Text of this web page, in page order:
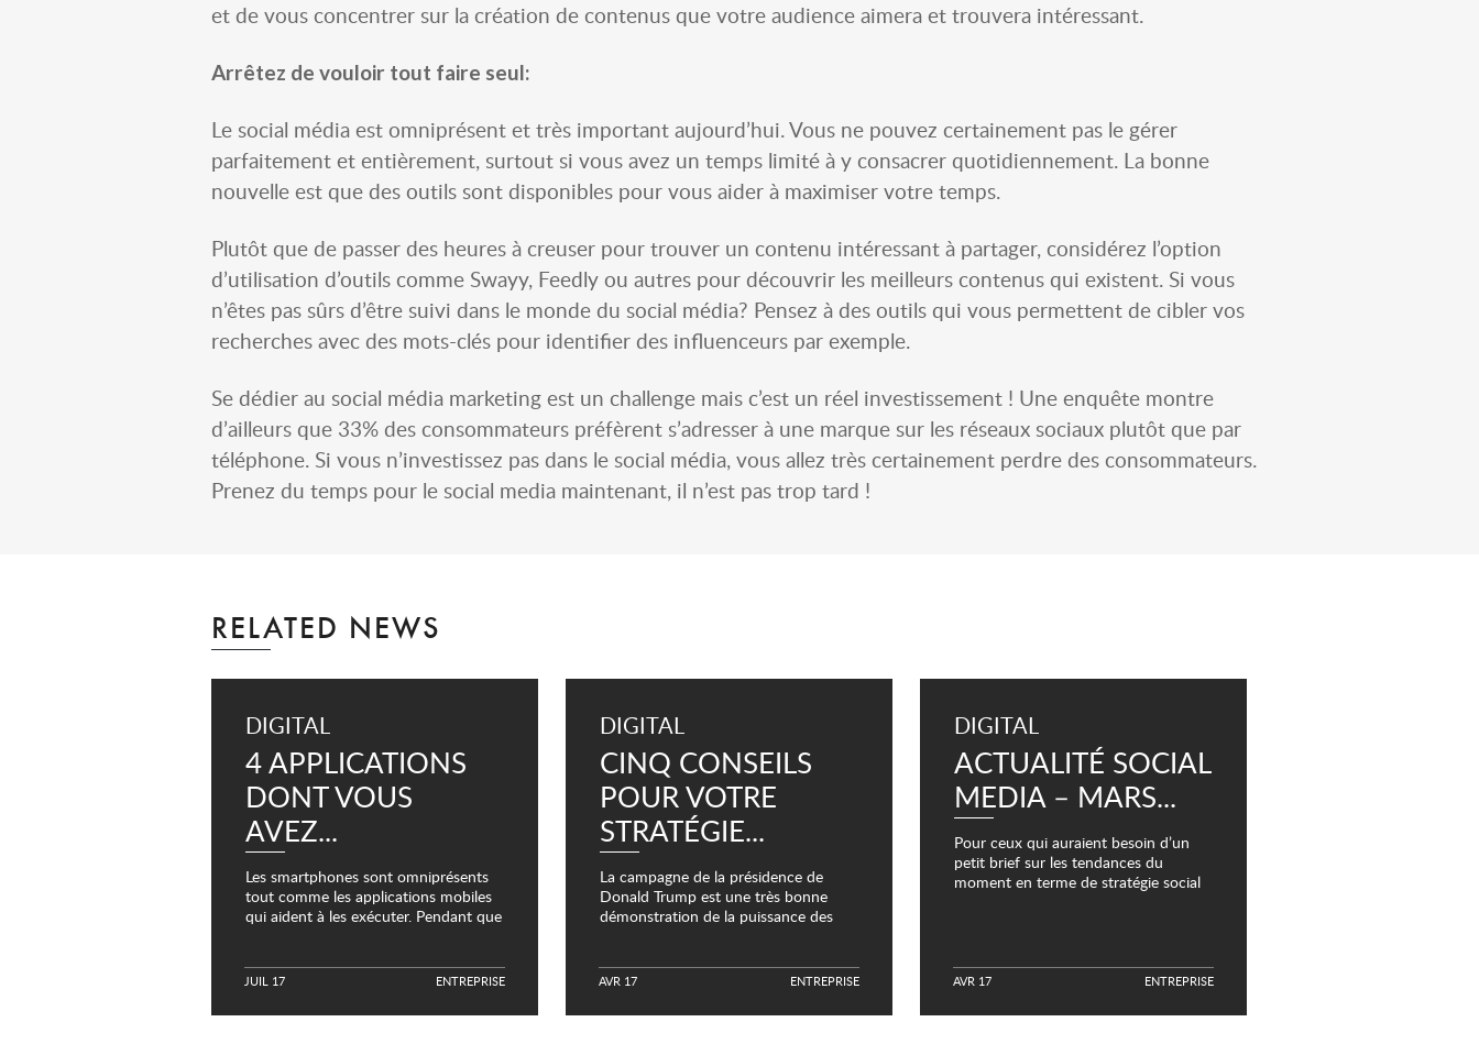
et de vous concentrer sur la création de contenus que votre audience aimera et trouvera intéressant.
Arrêtez de vouloir tout faire seul:
Le social média est omniprésent et très important aujourd’hui. Vous ne pouvez certainement pas le gérer
parfaitement et entièrement, surtout si vous avez un temps limité à y consacrer quotidiennement. La bonne
nouvelle est que des outils sont disponibles pour vous aider à maximiser votre temps.
Plutôt que de passer des heures à creuser pour trouver un contenu intéressant à partager, considérez l’option
d’utilisation d’outils comme Swayy, Feedly ou autres pour découvrir les meilleurs contenus qui existent. Si vous
n’êtes pas sûrs d’être suivi dans le monde du social média? Pensez à des outils qui vous permettent de cibler vos
recherches avec des mots-clés pour identifier des influenceurs par exemple.
Se dédier au social média marketing est un challenge mais c’est un réel investissement ! Une enquête montre
d’ailleurs que 33% des consommateurs préfèrent s’adresser à une marque sur les réseaux sociaux plutôt que par
téléphone. Si vous n’investissez pas dans le social média, vous allez très certainement perdre des consommateurs.
Prenez du temps pour le social media maintenant, il n’est pas trop tard !
RELATED NEWS
DIGITAL
4 APPLICATIONS
DONT VOUS
AVEZ...
Les smartphones sont omniprésents
tout comme les applications mobiles
qui aident à les exécuter. Pendant que
dîner, regarder un film...
JUIL 17 ENTREPRISE
DIGITAL
CINQ CONSEILS
POUR VOTRE
STRATÉGIE...
La campagne de la présidence de
Donald Trump est une très bonne
démonstration de la puissance des
a non...
AVR 17 ENTREPRISE
DIGITAL
ACTUALITÉ SOCIAL
MEDIA – MARS...
Pour ceux qui auraient besoin d’un
petit brief sur les tendances du
moment en terme de stratégie social
AVR 17 ENTREPRISE